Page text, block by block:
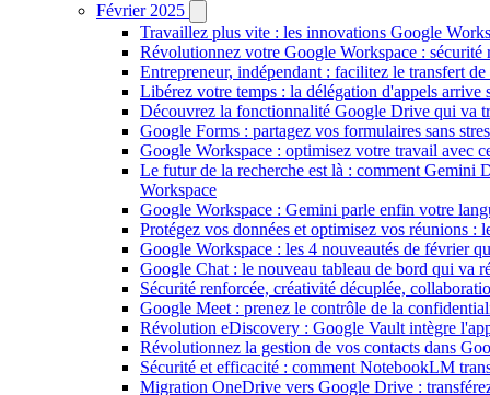
Février 2025
Travaillez plus vite : les innovations Google
Révolutionnez votre Google Workspace :
Entrepreneur, indépendant : facilitez le transfert
Libérez votre temps : la délégation d'appels arrive
Découvrez la fonctionnalité Google Drive qui va
Google Forms : partagez vos formulaires sans
Google Workspace : optimisez votre travail avec
Le futur de la recherche est là : comment Gemini
Workspace
Google Workspace : Gemini parle enfin votre
Protégez vos données et optimisez vos réunions :
Google Workspace : les 4 nouveautés de février
Google Chat : le nouveau tableau de bord qui va
Sécurité renforcée, créativité décuplée,
Google Meet : prenez le contrôle de la
Révolution eDiscovery : Google Vault intègre
Révolutionnez la gestion de vos contacts dans
Sécurité et efficacité : comment NotebookLM
Migration OneDrive vers Google Drive :